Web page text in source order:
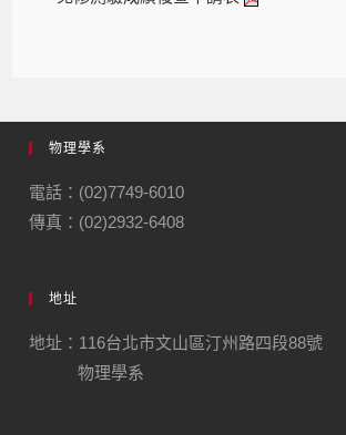
物理學系
電話：(02)7749-6010
傳真：(02)2932-6408
地址
地址：116台北市文山區汀州路四段88號
物理學系